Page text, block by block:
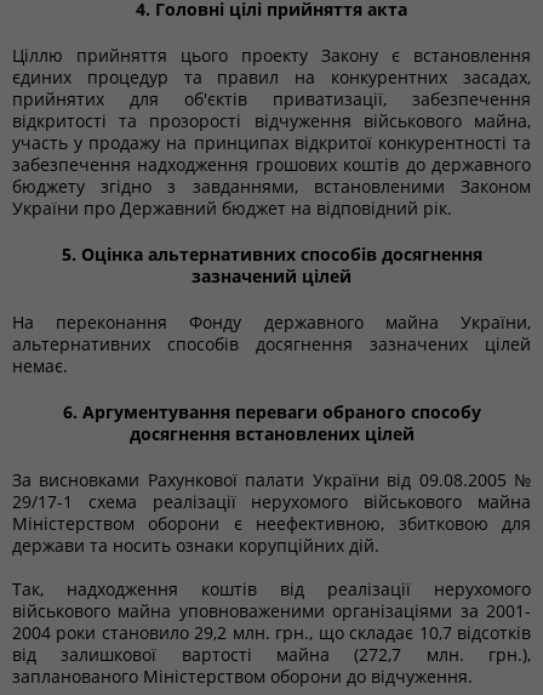
4. Головні цілі прийняття акта
Ціллю прийняття цього проекту Закону є встановлення
єдиних процедур та правил на конкурентних засадах,
прийнятих для об'єктів приватизації, забезпечення
відкритості та прозорості відчуження військового майна,
участь у продажу на принципах відкритої конкурентності та
забезпечення надходження грошових коштів до державного
бюджету згідно з завданнями, встановленими Законом
України про Державний бюджет на відповідний рік.
5. Оцінка альтернативних способів досягнення
зазначений цілей
На переконання Фонду державного майна України,
альтернативних способів досягнення зазначених цілей
немає.
6. Аргументування переваги обраного способу
досягнення встановлених цілей
За висновками Рахункової палати України від 09.08.2005 №
29/17-1 схема реалізації нерухомого військового майна
Міністерством оборони є неефективною, збитковою для
держави та носить ознаки корупційних дій.
Так, надходження коштів від реалізації нерухомого
військового майна уповноваженими організаціями за 2001-
2004 роки становило 29,2 млн. грн., що складає 10,7 відсотків
від залишкової вартості майна (272,7 млн. грн.),
запланованого Міністерством оборони до відчуження.